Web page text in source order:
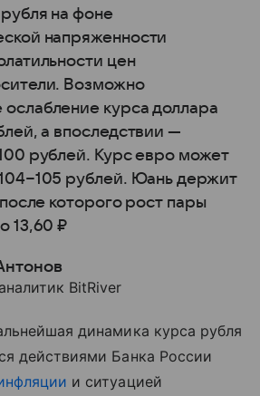
на фоне
напряженности
цен
Возможно
курса доллара
а впоследствии —
рублей. Курс евро может
рублей. Юань держит
которого рост пары
13,60 ₽
BitRiver
динамика курса рубля
действиями Банка России
и ситуацией